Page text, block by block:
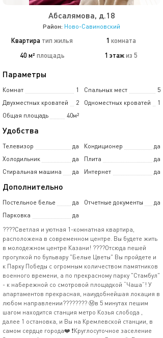
Абсалямова, д.18
Район: Ново-Савиновский
Квартира тип жилья 1 комната
40 м² площадь 1 этажиз 5
Параметры
Комнат 1 Спальных мест
5
Двухместных кроватей
2 Одноместных кроватей
1
Общая площадь
40м²
Удобства
Телевизор да Кондиционер
да
Холодильник
да Плита
да
Стиральная машина
да Интернет да
Дополнительно
Постельное белье да Отчетные документы
да
Парковка
да
????Светлая и уютная 1-комнатная квартира,
расположена в современном центре. Вы будете жить
в молодежном центре Казани! ????Отсюда пешей
прогулкой по бульвару "Белые Цветы" Вы пройдете и
к Парку Победы с огромным количеством памятников
военного времени, а по прекрасному парку "Стамбул"
- к набережной со смотровой площадкой “Чаша”! У
апартаментов прекрасная, наиудобнейшая локация в
любом направлении???????? Ⓜ️в 5 минутах пешим
шагом находится станция метро Козья слобода ,
далее 1 остановка, и Вы на Кремлевской станции, в
самом сердце города❤️ ❗Круглосуточное заселение